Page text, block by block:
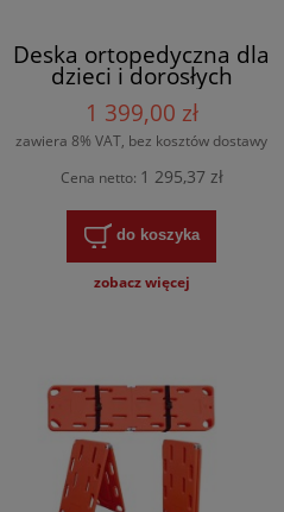
Deska ortopedyczna dla
dzieci i dorosłych
1 399,00 zł
zawiera 8% VAT, bez kosztów dostawy
Cena netto: 1 295,37 zł
do koszyka
zobacz więcej